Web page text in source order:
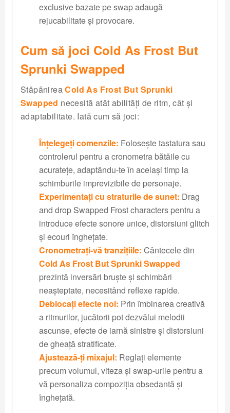
exclusive bazate pe swap adaugă
rejucabilitate și provocare.
Cum să joci Cold As Frost But
Sprunki Swapped
StăpânireaCold As Frost But Sprunki
Swapped necesită atât abilități de ritm, cât și
adaptabilitate. Iată cum să joci:
Înțelegeți comenzile: Folosește tastatura sau
controlerul pentru a cronometra bătăile cu
acuratețe, adaptându-te în același timp la
schimburile imprevizibile de personaje.
Experimentați cu straturile de sunet: Drag
and drop Swapped Frost characters pentru a
introduce efecte sonore unice, distorsiuni glitch
și ecouri înghețate.
Cronometrați-vă tranzițiile: Cântecele din
Cold As Frost But Sprunki Swapped
prezintă inversări bruște și schimbări
neașteptate, necesitând reflexe rapide.
Deblocați efecte noi: Prin îmbinarea creativă
a ritmurilor, jucătorii pot dezvălui melodii
ascunse, efecte de iarnă sinistre și distorsiuni
de gheață stratificate.
Ajustează-ți mixajul: Reglați elemente
precum volumul, viteza și swap-urile pentru a
vă personaliza compoziția obsedantă și
înghețată.